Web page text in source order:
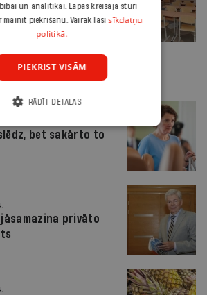
rezerves
bet sakārto to
privāto
un analītikai. Lapas kreisajā stūrī
mainīt piekrišanu. Vairāk lasisīkdatņu
politikā.
PIEKRIST VISĀM
RĀDĪT DETAĻAS